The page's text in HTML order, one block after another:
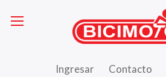
Ingresar Contacto